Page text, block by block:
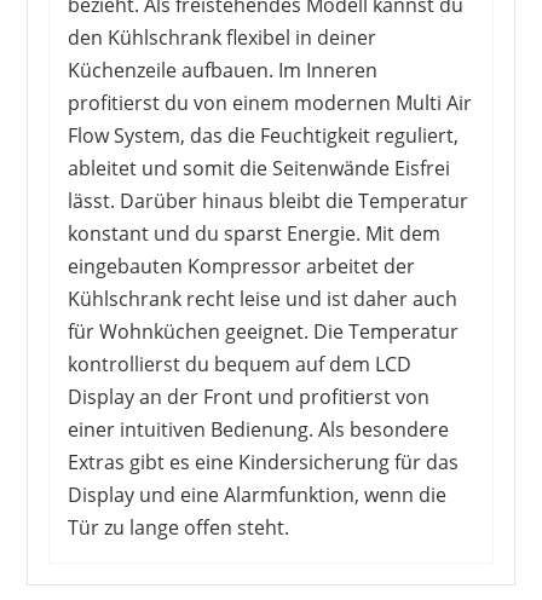
bezieht. Als freistehendes Modell kannst du
den Kühlschrank flexibel in deiner
Küchenzeile aufbauen. Im Inneren
profitierst du von einem modernen Multi Air
Flow System, das die Feuchtigkeit reguliert,
ableitet und somit die Seitenwände Eisfrei
lässt. Darüber hinaus bleibt die Temperatur
konstant und du sparst Energie. Mit dem
eingebauten Kompressor arbeitet der
Kühlschrank recht leise und ist daher auch
für Wohnküchen geeignet. Die Temperatur
kontrollierst du bequem auf dem LCD
Display an der Front und profitierst von
einer intuitiven Bedienung. Als besondere
Extras gibt es eine Kindersicherung für das
Display und eine Alarmfunktion, wenn die
Tür zu lange offen steht.
Die Kunden loben in erster Linie den großen